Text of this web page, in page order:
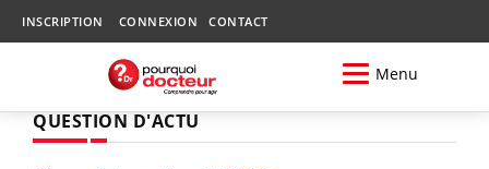
INSCRIPTION CONNEXION CONTACT
Menu
QUESTION D'ACTU